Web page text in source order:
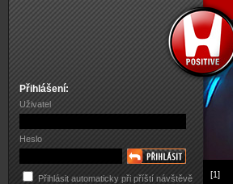
Přihlášení:
Uživatel
Heslo
Přihlásit automaticky při příští návštěvě [1]